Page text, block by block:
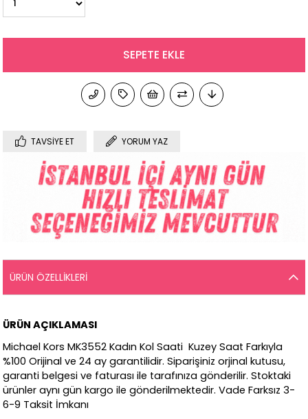
TAVSIYE ET YORUM YAZ
ÜRÜN ÖZELLIKLERI
ÜRÜN AÇIKLAMASI
Michael Kors MK3552 Kadın Kol Saati Kuzey Saat Farkıyla
%100 Orijinal ve 24 ay garantilidir. Siparişiniz orjinal kutusu,
garanti belgesi ve faturası ile tarafınıza gönderilir. Stoktaki
ürünler aynı gün kargo ile gönderilmektedir. Vade Farksız 3-
6-9 Taksit İmkanı